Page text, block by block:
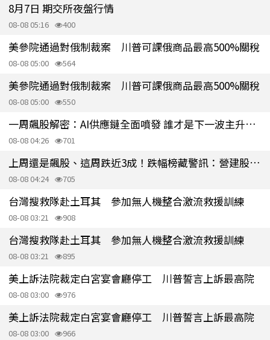
8月7日 期交所夜盤行情
08-08 05:16 400
美參院通過對俄制裁案 川普可課俄商品最高500%關稅
08-08 05:00 564
美參院通過對俄制裁案 川普可課俄商品最高500%關稅
08-08 05:00 550
一周飆股解密：AI供應鏈全面噴發 誰才是下一波主升段主角？
08-08 04:26 701
上周還是飆股、這周跌近3成！跌幅榜藏警訊：營建股為何倒下？
08-08 04:24 705
台灣搜救隊赴土耳其 參加無人機整合激流救援訓練
08-08 03:21 908
台灣搜救隊赴土耳其 參加無人機整合激流救援訓練
08-08 03:21 895
美上訴法院裁定白宮宴會廳停工 川普誓言上訴最高院
08-08 03:00 976
美上訴法院裁定白宮宴會廳停工 川普誓言上訴最高院
08-08 03:00 966